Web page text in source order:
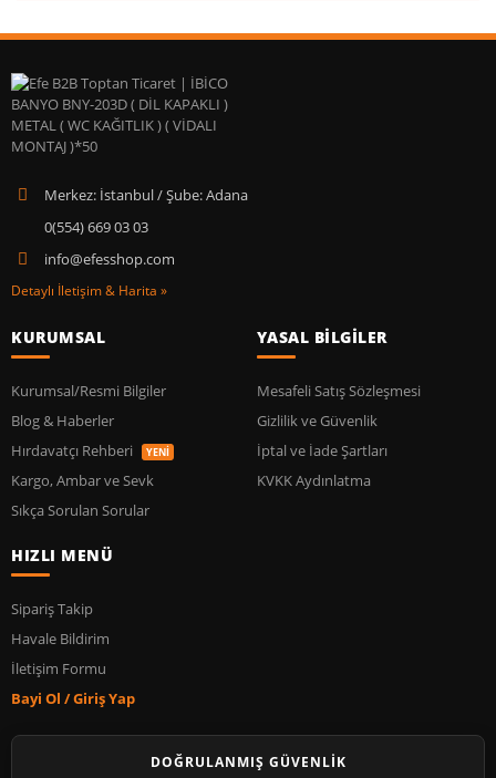
Merkez: İstanbul / Şube: Adana
0(554) 669 03 03
info@efesshop.com
Detaylı İletişim & Harita »
KURUMSAL
Kurumsal/Resmi Bilgiler
Blog & Haberler
Hırdavatçı Rehberi
YENİ
Kargo, Ambar ve Sevk
Sıkça Sorulan Sorular
YASAL BİLGİLER
Mesafeli Satış Sözleşmesi
Gizlilik ve Güvenlik
İptal ve İade Şartları
KVKK Aydınlatma
HIZLI MENÜ
Sipariş Takip
Havale Bildirim
İletişim Formu
Bayi Ol / Giriş Yap
DOĞRULANMIŞ GÜVENLİK